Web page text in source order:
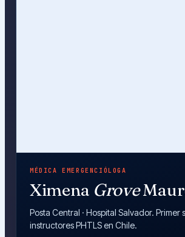
MÉDICA EMERGENCIÓLOGA
Ximena Grove
Posta Central · Hospital Salvador. Primer
instructores PHTLS en Chile.